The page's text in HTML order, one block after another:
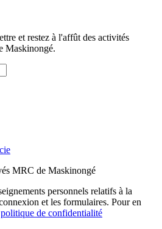
et restez à l'affût des activités
Maskinongé.
MRC de Maskinongé
personnels relatifs à la
et les formulaires. Pour en
politique de confidentialité